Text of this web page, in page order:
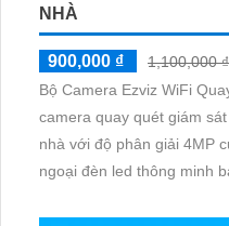
NHÀ
900,000 ₫
1,100,000 ₫
Bộ Camera Ezviz WiFi
camera quay quét giám
nhà với độ phân giải 4MP
ngoại đèn led thông minh